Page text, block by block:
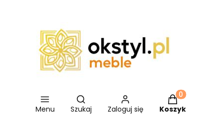
Menu
Otwórz wyszukiwarkę
Szukaj Zaloguj się
Produkty w
Koszyk